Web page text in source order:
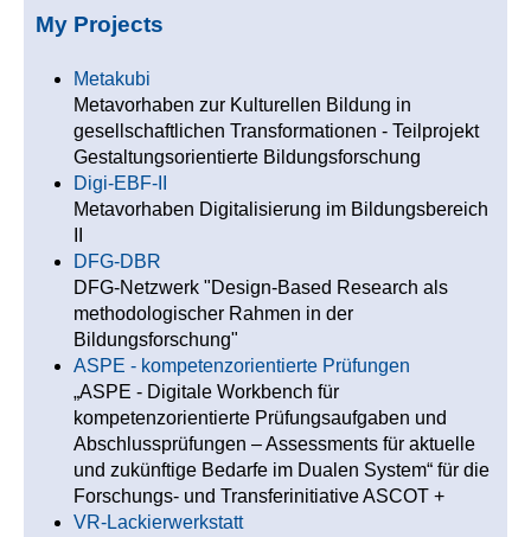
My Projects
Metakubi
Metavorhaben zur Kulturellen Bildung in
gesellschaftlichen Transformationen - Teilprojekt
Gestaltungsorientierte Bildungsforschung
Digi-EBF-II
Metavorhaben Digitalisierung im Bildungsbereich
DFG-DBR
DFG-Netzwerk "Design-Based Research als
methodologischer Rahmen in der
Bildungsforschung"
ASPE - kompetenzorientierte Prüfungen
„ASPE - Digitale Workbench für
kompetenzorientierte Prüfungsaufgaben und
Abschlussprüfungen – Assessments für aktuelle
und zukünftige Bedarfe im Dualen System“ für die
Forschungs- und Transferinitiative ASCOT +
VR-Lackierwerkstatt